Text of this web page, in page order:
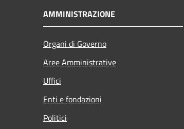
AMMINISTRAZIONE
Organi di Governo
Aree Amministrative
Uffici
Enti e fondazioni
Politici